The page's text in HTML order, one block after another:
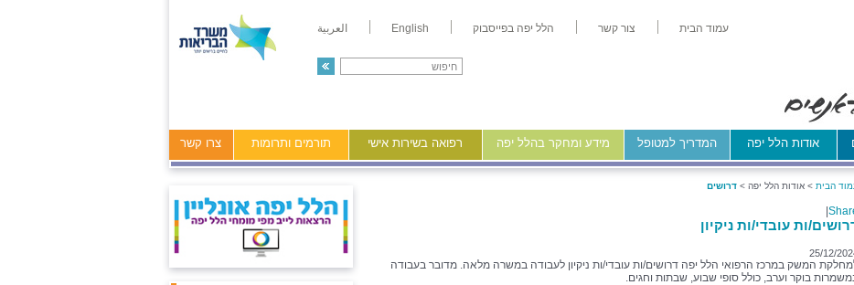
עמוד הבית צור קשר הלל יפה בפייסבוק English العربية
אודות הלל יפה המדריך למטופל מידע ומחקר בהלל יפה רפואה בשירות אישי תורמים ותרומות צרו קשר
הבית > אודות הלל יפה > דרושים
ות עובדי/ות ניקיון
25/12/
המשק במרכז הרפואי הלל יפה דרושים/ות עובדי/ות ניקיון לעבודה במשרה מלאה. מדובר בעבודה
בוקר וערב, כולל סופי שבוע, שבתות וחגים.